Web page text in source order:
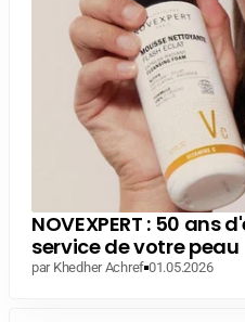
NOVEXPERT : 50 ans
service de votre peau
par Khedher Achref 01.05.2026